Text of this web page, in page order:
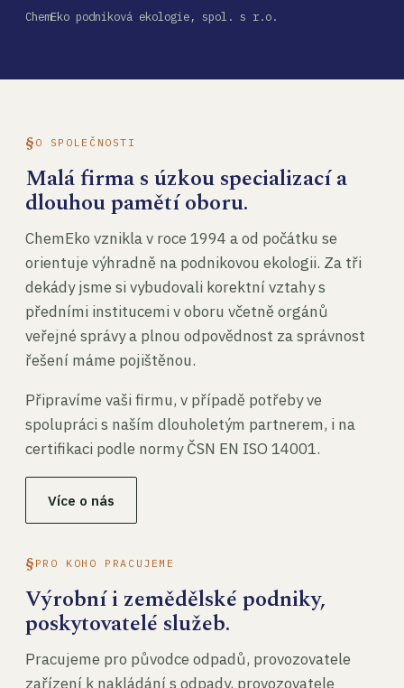
ChemEko podniková ekologie, spol. s r.o.
O SPOLEČNOSTI
Malá firma s úzkou specializací a
dlouhou pamětí oboru.
ChemEko vznikla v roce 1994 a od počátku se
orientuje výhradně na podnikovou ekologii. Za tři
dekády jsme si vybudovali korektní vztahy s
předními institucemi v oboru včetně orgánů
veřejné správy a plnou odpovědnost za správnost
řešení máme pojištěnou.
Připravíme vaši firmu, v případě potřeby ve
spolupráci s naším dlouholetým partnerem, i na
certifikaci podle normy ČSN EN ISO 14001.
Více o nás
PRO KOHO PRACUJEME
Výrobní i zemědělské podniky,
poskytovatelé služeb.
Pracujeme pro původce odpadů, provozovatele
zařízení k nakládání s odpady, provozovatele